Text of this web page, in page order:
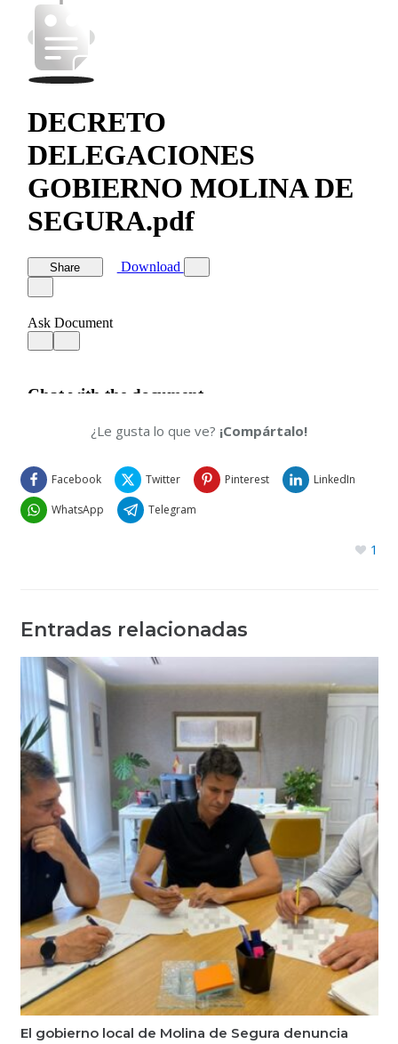
¿Le gusta lo que ve? ¡Compártalo!
Facebook Twitter Pinterest
LinkedIn
WhatsApp
Telegram
1
Entradas relacionadas
El gobierno local de Molina de Segura denuncia